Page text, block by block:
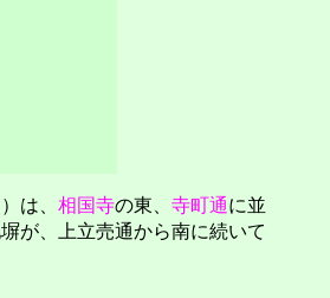
は、 相国寺の東、 寺町通に並
が、上立売通から南に続いて